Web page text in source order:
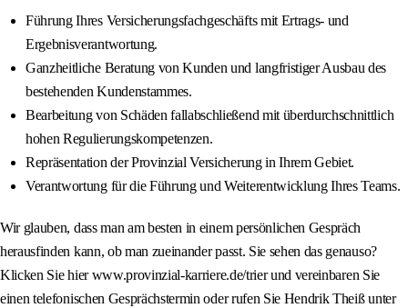
Führung Ihres Versicherungsfachgeschäfts mit Ertrags- und
Ergebnisverantwortung.
Ganzheitliche Beratung von Kunden und langfristiger Ausbau des
bestehenden Kundenstammes.
Bearbeitung von Schäden fallabschließend mit überdurchschnittlich
hohen Regulierungskompetenzen.
Repräsentation der Provinzial Versicherung in Ihrem Gebiet.
Verantwortung für die Führung und Weiterentwicklung Ihres Teams.
Wir glauben, dass man am besten in einem persönlichen Gespräch
herausfinden kann, ob man zueinander passt. Sie sehen das genauso?
Klicken Sie hier www.provinzial-karriere.de/trier und vereinbaren Sie
einen telefonischen Gesprächstermin oder rufen Sie Hendrik Theiß unter